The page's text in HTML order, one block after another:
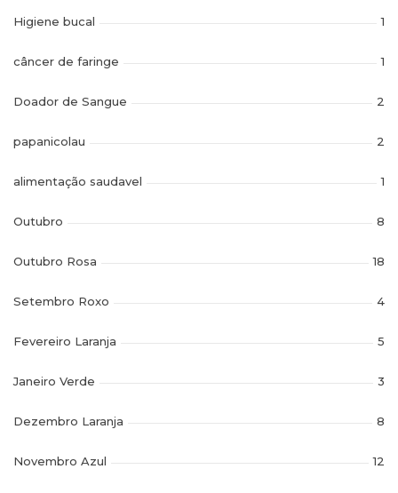
Higiene bucal 1
câncer de faringe 1
Doador de Sangue 2
papanicolau 2
alimentação saudavel 1
Outubro 8
Outubro Rosa 18
Setembro Roxo 4
Fevereiro Laranja 5
Janeiro Verde 3
Dezembro Laranja 8
Novembro Azul 12